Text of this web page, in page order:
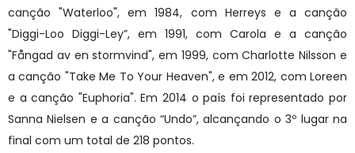
canção "Waterloo", em 1984, com Herreys e a canção
"Diggi-Loo Diggi-Ley”, em 1991, com Carola e a canção
"Fångad av en stormvind", em 1999, com Charlotte Nilsson e
a canção "Take Me To Your Heaven", e em 2012, com Loreen
e a canção "Euphoria". Em 2014 o país foi representado por
Sanna Nielsen e a canção “Undo”, alcançando o 3º lugar na
final com um total de 218 pontos.